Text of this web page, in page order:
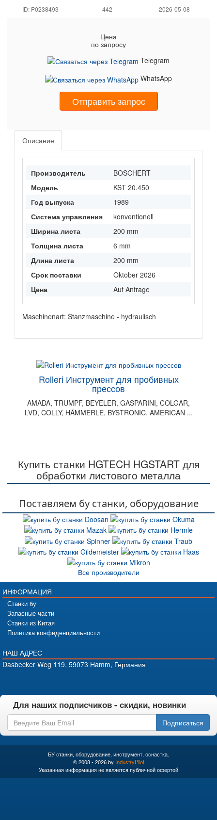
ID: P0238493 442 2026-05-08
Цена
по запросу
Telegram
WhatsApp
Отправить запрос
Описание
Производитель
BOSCHERT
Модель
KST 20.450
Год выпуска
1989
Система управления
konventionell
Ширина листа
200 mm
Толщина листа
6 mm
Длина листа
200 mm
Срок поставки
Oktober 2026
Цена
Auf Anfrage
Maschinenart: Stanzmaschine - hydraulisch
Rolleri Инструмент для пробивных
прессов
AMADA, TRUMPF, BEYELER, GASPARINI, COLGAR,
LVD, COLLY, HÄMMERLE, BYSTRONIC, AMERICAN ...
Купить станки HGTECH HGSTART для
обработки листового металла
Поставляем бу станки, оборудование
Все производители
ИНФОРМАЦИЯ
Станки бу
Запасные части
Станки из Китая
Политика конфиденциальности
НАШ АДРЕС
Dasbecker Weg 119, 59073 Hamm, Германия
Для наших подписчиков - скидки, новинки
Подписаться
БУ станки, оборудование, инструмент, оснастка.
© 2008 - 2026 by IndustryPilot
Указанная информация не является публичной офертой